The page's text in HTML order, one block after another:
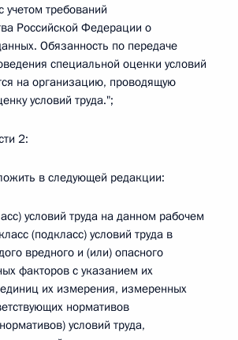
учетом требований
Российской Федерации о
Обязанность по передаче
специальной оценки условий
на организацию, проводящую
условий труда.";
2:
в следующей редакции:
условий труда на данном рабочем
(подкласс) условий труда в
вредного и (или) опасного
факторов с указанием их
их измерения, измеренных
нормативов
условий труда,